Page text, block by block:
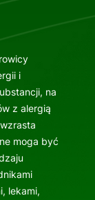
i
na
z alergią
moga być
lekami,